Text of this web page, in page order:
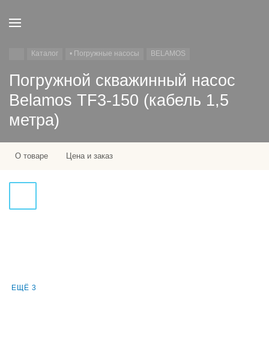
Каталог • Погружные насосы BELAMOS
Погружной скважинный насос
Belamos TF3-150 (кабель 1,5
метра)
О товаре Цена и заказ
ЕЩЁ 3